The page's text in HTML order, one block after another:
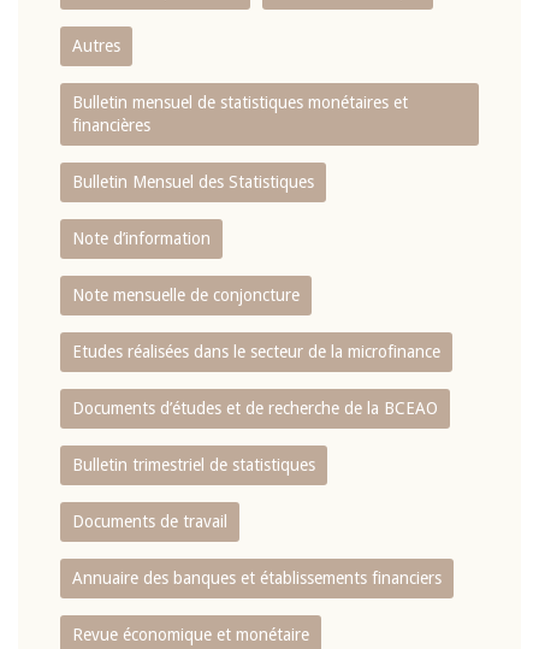
Autres
Bulletin mensuel de statistiques monétaires et
financières
Bulletin Mensuel des Statistiques
Note d’information
Note mensuelle de conjoncture
Etudes réalisées dans le secteur de la microfinance
Documents d’études et de recherche de la BCEAO
Bulletin trimestriel de statistiques
Documents de travail
Annuaire des banques et établissements financiers
Revue économique et monétaire